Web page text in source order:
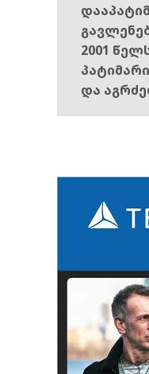
2001
და